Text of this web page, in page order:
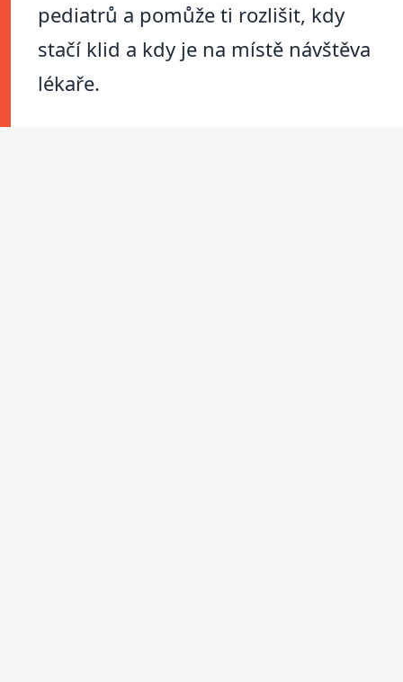
pediatrů a pomůže ti rozlišit, kdy
stačí klid a kdy je na místě návštěva
lékaře.